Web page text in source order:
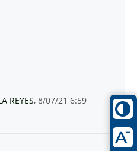
REYES, 8/07/21 6:59